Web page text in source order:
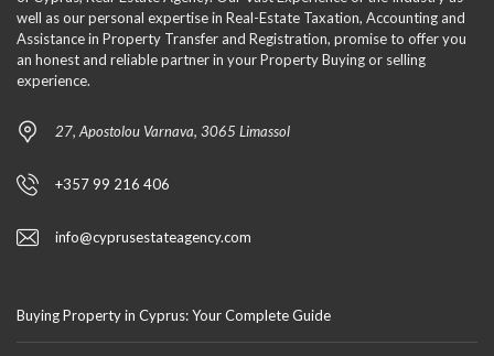
well as our personal expertise in Real-Estate Taxation, Accounting and
Assistance in Property Transfer and Registration, promise to offer you
an honest and reliable partner in your Property Buying or selling
experience.
27, Apostolou Varnava, 3065 Limassol
+357 99 216 406
info@cyprusestateagency.com
Buying Property in Cyprus: Your Complete Guide